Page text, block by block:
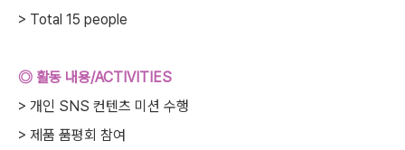
> Total 15 people
◎ 활동 내용/ACTIVITIES
> 개인 SNS 컨텐츠 미션 수행
> 제품 품평회 참여